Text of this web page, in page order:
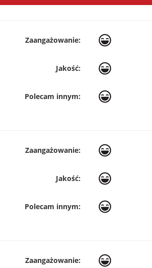
Zaangażowanie:
Jakość:
Polecam innym:
Zaangażowanie:
Jakość:
Polecam innym:
Zaangażowanie: